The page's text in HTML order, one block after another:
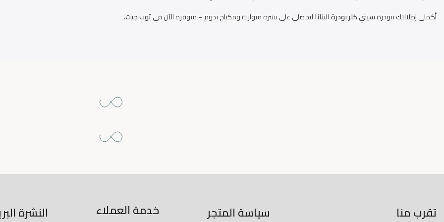
أكملي إطلالتك ببودرةسيتي كلر بودرة البنانالتحصلي على بشرة متوازنة ومكياج يدوم – متوفرة الآن فيتوب جيت.
تقرب منا سياسة المتجر خدمة العملاء النشرة